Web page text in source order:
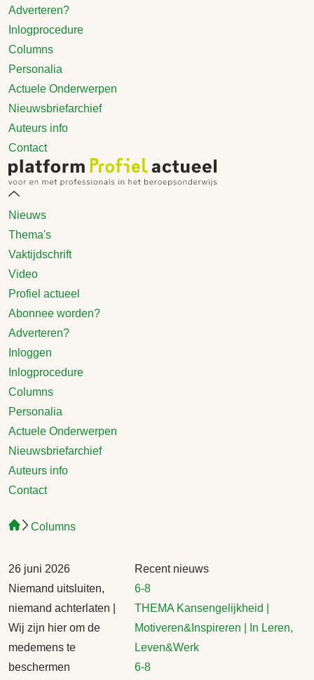
Adverteren?
Inlogprocedure
Columns
Personalia
Actuele Onderwerpen
Nieuwsbriefarchief
Auteurs info
Contact
Nieuws
Thema's
Vaktijdschrift
Video
Profiel actueel
Abonnee worden?
Adverteren?
Inloggen
Inlogprocedure
Columns
Personalia
Actuele Onderwerpen
Nieuwsbriefarchief
Auteurs info
Contact
Columns
26 juni 2026
Niemand uitsluiten,
niemand achterlaten |
Wij zijn hier om de
medemens te
beschermen
Recent nieuws
6-8
THEMA Kansengelijkheid |
Motiveren&Inspireren | In Leren,
Leven&Werk
6-8